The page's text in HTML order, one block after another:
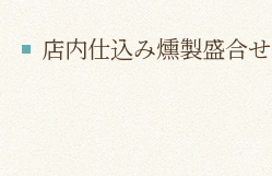
店内仕込み燻製盛合せ